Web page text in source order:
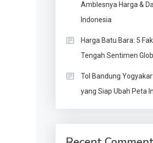
Amblesnya Harga &
Indonesia
Harga Batu Bara: 5
Tengah Sentimen
Tol Bandung
yang Siap Ubah Peta